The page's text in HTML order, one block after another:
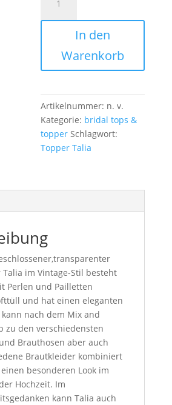
Talia
-
In den
Warenkorb
Artikelnummer: n. v.
Kategorie: bridal tops &
topper Schlagwort:
Topper Talia
Talia im Vintage-Stil besteht
Perlen und Pailletten
und hat einen eleganten
nach dem Mix and
zu den verschiedensten
Brauthosen aber auch
Brautkleider kombiniert
besonderen Look im
Hochzeit. Im
kann Talia auch